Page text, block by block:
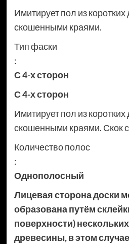
Имитирует пол из коротких
скошенными краями.
Тип фаски
:
С 4-х сторон
С 4-х сторон
Имитирует пол из коротких
скошенными краями. Скок
Количество полос
:
Однополосный
Лицевая сторона доски
образована путём
поверхности)
древесины, в этом